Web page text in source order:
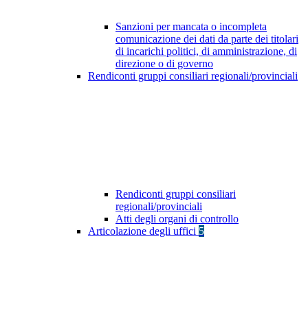
Sanzioni per mancata o incompleta
comunicazione dei dati da parte dei titolari
di incarichi politici, di amministrazione, di
direzione o di governo
Rendiconti gruppi consiliari regionali/provinciali
Rendiconti gruppi consiliari
regionali/provinciali
Atti degli organi di controllo
Articolazione degli uffici 5